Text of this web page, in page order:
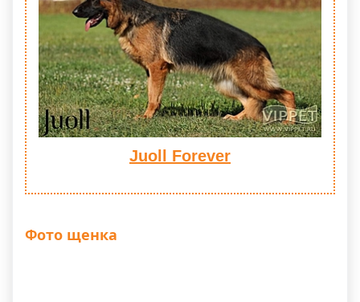
Juoll Forever
Фото щенка